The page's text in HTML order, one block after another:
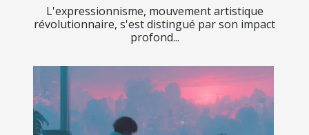
L'expressionnisme, mouvement artistique
révolutionnaire, s'est distingué par son impact
profond...